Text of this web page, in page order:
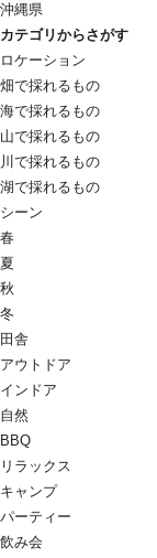
沖縄県
カテゴリからさがす
ロケーション
畑で採れるもの
海で採れるもの
山で採れるもの
川で採れるもの
湖で採れるもの
シーン
春
夏
秋
冬
田舎
アウトドア
インドア
自然
BBQ
リラックス
キャンプ
パーティー
飲み会